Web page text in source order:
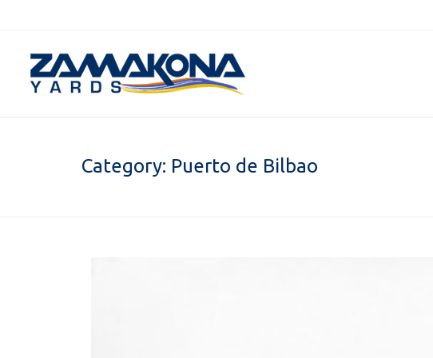
Category: Puerto de Bilbao